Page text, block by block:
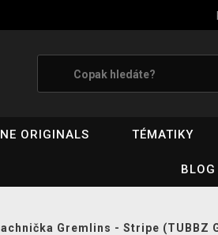
ORIGINALS TÉMATIKY
BLOG
Gremlins - Stripe (TUBBZ